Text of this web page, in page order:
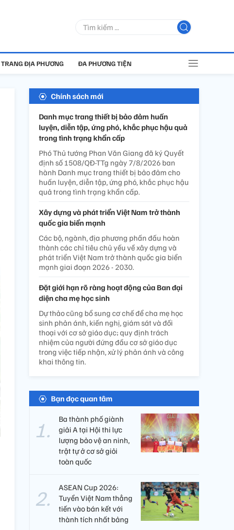
TRANG ĐỊA PHƯƠNG ĐA PHƯƠNG TIỆN
Chính sách mới
Danh mục trang thiết bị bảo đảm huấn
luyện, diễn tập, ứng phó, khắc phục hậu quả
trong tình trạng khẩn cấp
Phó Thủ tướng Phan Văn Giang đã ký Quyết
định số 1508/QĐ-TTg ngày 7/8/2026 ban
hành Danh mục trang thiết bị bảo đảm cho
huấn luyện, diễn tập, ứng phó, khắc phục hậu
quả trong tình trạng khẩn cấp.
Xây dựng và phát triển Việt Nam trở thành
quốc gia biển mạnh
Các bộ, ngành, địa phương phấn đấu hoàn
thành các chỉ tiêu chủ yếu về xây dựng và
phát triển Việt Nam trở thành quốc gia biển
mạnh giai đoạn 2026 - 2030.
Đặt giới hạn rõ ràng hoạt động của Ban đại
diện cha mẹ học sinh
Dự thảo cũng bổ sung cơ chế để cha mẹ học
sinh phản ánh, kiến nghị, giám sát và đối
thoại với cơ sở giáo dục; quy định trách
nhiệm của người đứng đầu cơ sở giáo dục
trong việc tiếp nhận, xử lý phản ánh và công
khai thông tin.
Bạn đọc quan tâm
Ba thành phố giành
giải A tại Hội thi lực
lượng bảo vệ an ninh,
trật tự ở cơ sở giỏi
toàn quốc
ASEAN Cup 2026:
Tuyển Việt Nam thẳng
tiến vào bán kết với
thành tích nhất bảng